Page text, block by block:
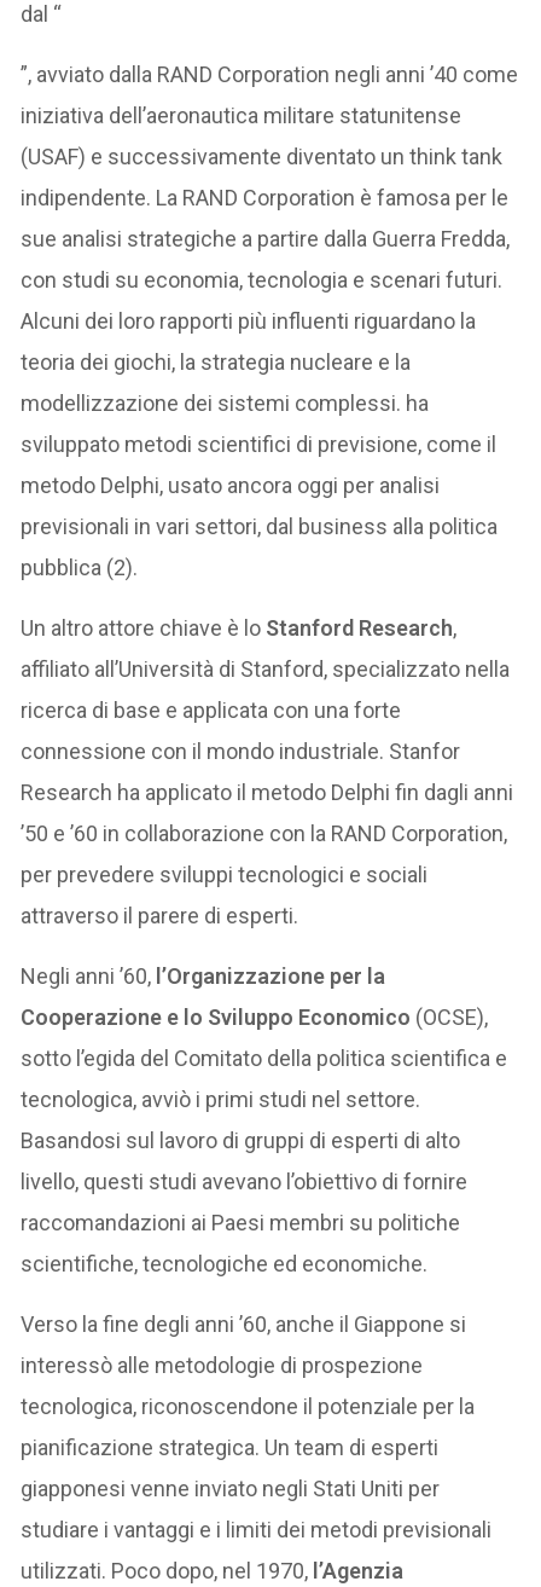
dal “
”, avviato dalla RAND Corporation negli anni ’40 come
iniziativa dell’aeronautica militare statunitense
(USAF) e successivamente diventato un think tank
indipendente. La RAND Corporation è famosa per le
sue analisi strategiche a partire dalla Guerra Fredda,
con studi su economia, tecnologia e scenari futuri.
Alcuni dei loro rapporti più influenti riguardano la
teoria dei giochi, la strategia nucleare e la
modellizzazione dei sistemi complessi. ha
sviluppato metodi scientifici di previsione, come il
metodo Delphi, usato ancora oggi per analisi
previsionali in vari settori, dal business alla politica
pubblica (2).
Un altro attore chiave è lo Stanford Research,
affiliato all’Università di Stanford, specializzato nella
ricerca di base e applicata con una forte
connessione con il mondo industriale. Stanfor
Research ha applicato il metodo Delphi fin dagli anni
’50 e ’60 in collaborazione con la RAND Corporation,
per prevedere sviluppi tecnologici e sociali
attraverso il parere di esperti.
Negli anni ’60, l’Organizzazione per la
Cooperazione e lo Sviluppo Economico (OCSE),
sotto l’egida del Comitato della politica scientifica e
tecnologica, avviò i primi studi nel settore.
Basandosi sul lavoro di gruppi di esperti di alto
livello, questi studi avevano l’obiettivo di fornire
raccomandazioni ai Paesi membri su politiche
scientifiche, tecnologiche ed economiche.
Verso la fine degli anni ’60, anche il Giappone si
interessò alle metodologie di prospezione
tecnologica, riconoscendone il potenziale per la
pianificazione strategica. Un team di esperti
giapponesi venne inviato negli Stati Uniti per
studiare i vantaggi e i limiti dei metodi previsionali
utilizzati. Poco dopo, nel 1970, l’Agenzia